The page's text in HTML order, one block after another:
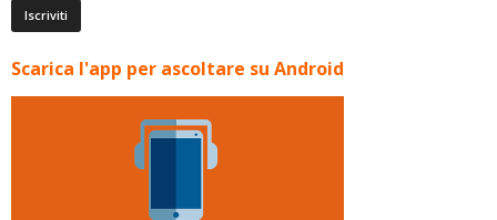
Scarica l'app per ascoltare su Android